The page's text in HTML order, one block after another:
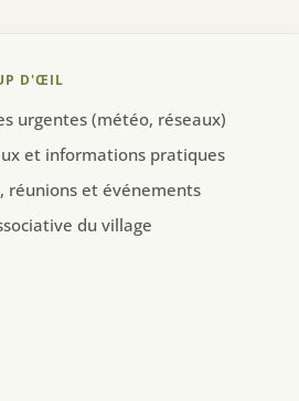
D'ŒIL
urgentes (météo, réseaux)
et informations pratiques
réunions et événements
du village